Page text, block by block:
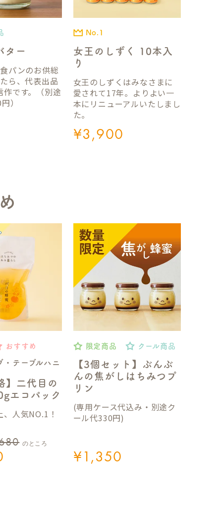
ター
パンのお供総
ら、代表出品
作です。（別途
）
No.1
女王のしずく 10本入
り
女王のしずくはみなさまに
愛されて17年。よりよい一
本にリニューアルいたしまし
た。
¥3,900
おすすめ
・テーブルハニ
】二代目の
エコパック
人気NO.1！
のところ
限定商品 クール商品
【3個セット】ぶんぶ
んの焦がしはちみつプ
リン
(専用ケース代込み・別途ク
ール代330円)
¥1,350